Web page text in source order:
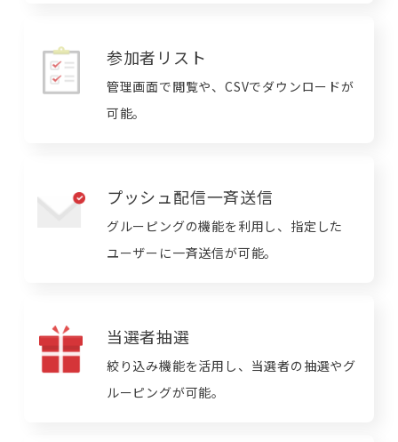
参加者リスト
管理画面で閲覧や、CSVでダウンロードが
可能。
プッシュ配信一斉送信
グルーピングの機能を利用し、指定した
ユーザーに一斉送信が可能。
当選者抽選
絞り込み機能を活用し、当選者の抽選やグ
ルーピングが可能。